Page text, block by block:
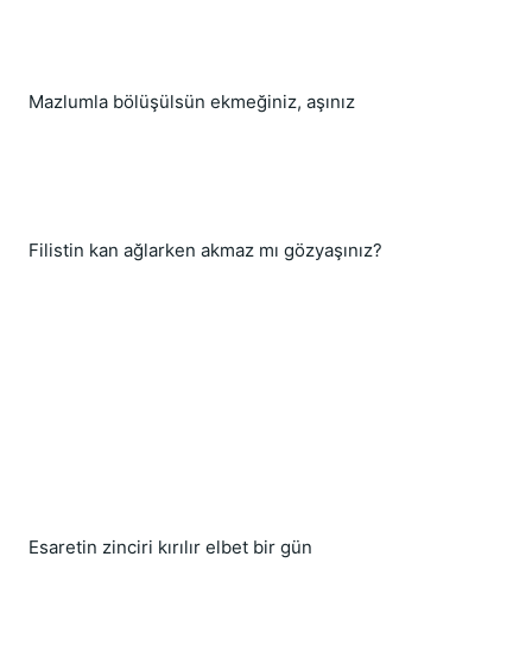
Mazlumla bölüşülsün ekmeğiniz, aşınız
Filistin kan ağlarken akmaz mı gözyaşınız?
Esaretin zinciri kırılır elbet bir gün